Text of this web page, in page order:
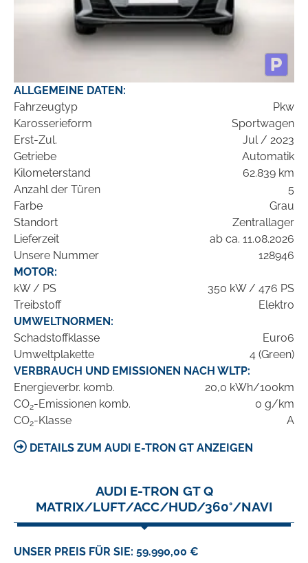
ALLGEMEINE DATEN:
Fahrzeugtyp
Pkw
Karosserieform
Sportwagen
Erst-Zul.
Jul / 2023
Getriebe
Automatik
Kilometerstand
62.839 km
Anzahl der Türen
5
Farbe
Grau
Standort
Zentrallager
Lieferzeit
ab ca. 11.08.2026
Unsere Nummer
128946
MOTOR:
kW / PS
350 kW / 476 PS
Treibstoff
Elektro
UMWELTNORMEN:
Schadstoffklasse
Euro6
Umweltplakette
4 (Green)
VERBRAUCH UND EMISSIONEN NACH WLTP:
Energieverbr. komb.
20,0 kWh/100km
CO2-Emissionen komb.
0 g/km
CO2-Klasse A
DETAILS ZUM AUDI E-TRON GT ANZEIGEN
AUDI E-TRON GT Q
MATRIX/LUFT/ACC/HUD/360°/NAVI
UNSER PREIS FÜR SIE: 59.990,00 €